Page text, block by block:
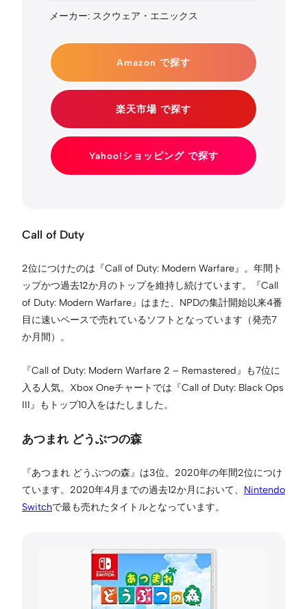
メーカー: スクウェア・エニックス
Amazon で探す
楽天市場 で探す
Yahoo!ショッピング で探す
Call of Duty
2位につけたのは『Call of Duty: Modern Warfare』。年間ト
ップかつ過去12か月のトップを維持し続けています。『Call
of Duty: Modern Warfare』はまた、NPDの集計開始以来4番
目に速いペースで売れているソフトとなっています（発売7
か月間）。
『Call of Duty: Modern Warfare 2 – Remastered』も7位に
入る人気。Xbox Oneチャートでは『Call of Duty: Black Ops
III』もトップ10入をはたしました。
あつまれ どうぶつの森
『あつまれ どうぶつの森』は3位。2020年の年間2位につけ
ています。2020年4月までの過去12か月において、 Nintendo
Switchで最も売れたタイトルとなっています。